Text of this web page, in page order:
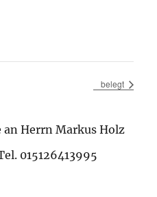
belegt
Herrn Markus Holz
015126413995